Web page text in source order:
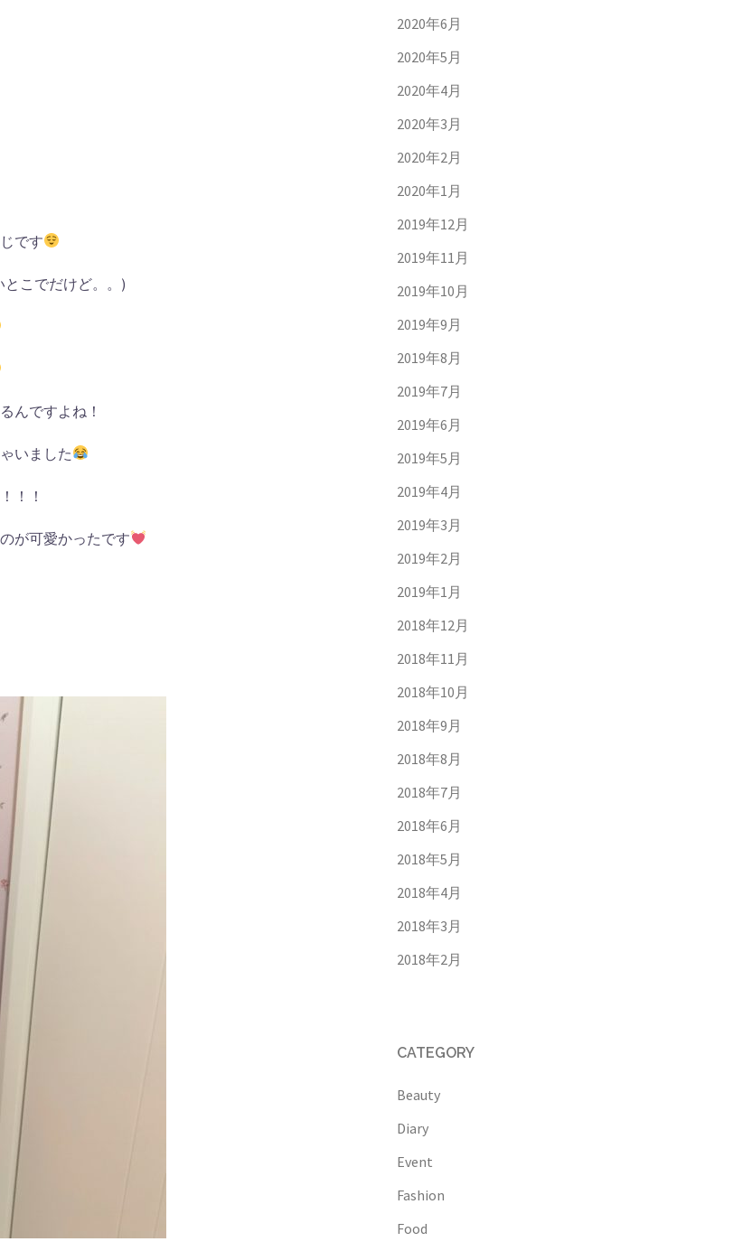
です
こでだけど。。)
んですよね！
いました
！！
が可愛かったです
2020年6月
2020年5月
2020年4月
2020年3月
2020年2月
2020年1月
2019年12月
2019年11月
2019年10月
2019年9月
2019年8月
2019年7月
2019年6月
2019年5月
2019年4月
2019年3月
2019年2月
2019年1月
2018年12月
2018年11月
2018年10月
2018年9月
2018年8月
2018年7月
2018年6月
2018年5月
2018年4月
2018年3月
2018年2月
CATEGORY
Beauty
Diary
Event
Fashion
Food